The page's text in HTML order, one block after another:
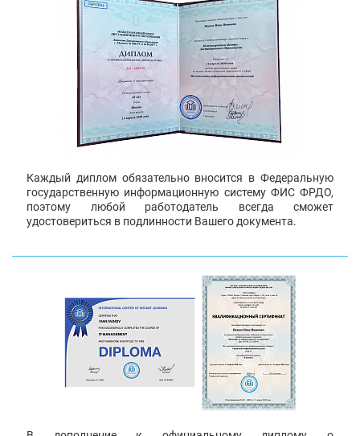
Каждый диплом обязательно вносится в Федеральную
государственную информационную систему ФИС ФРДО,
поэтому любой работодатель всегда сможет
удостовериться в подлинности Вашего документа.